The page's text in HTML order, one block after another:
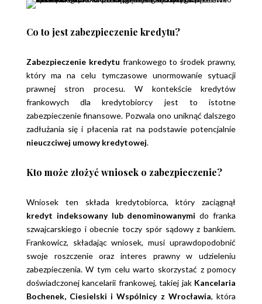
Co to jest zabezpieczenie kredytu?
Zabezpieczenie kredytu frankowego to środek prawny,
który ma na celu tymczasowe unormowanie sytuacji
prawnej stron procesu. W kontekście kredytów
frankowych dla kredytobiorcy jest to istotne
zabezpieczenie finansowe. Pozwala ono uniknąć dalszego
zadłużania się i płacenia rat na podstawie potencjalnie
nieuczciwej umowy kredytowej.
Kto może złożyć wniosek o zabezpieczenie?
Wniosek ten składa kredytobiorca, który zaciągnął
kredyt indeksowany lub denominowanymido franka
szwajcarskiego i obecnie toczy spór sądowy z bankiem.
Frankowicz, składając wniosek, musi uprawdopodobnić
swoje roszczenie oraz interes prawny w udzieleniu
zabezpieczenia. W tym celu warto skorzystać z pomocy
doświadczonej kancelarii frankowej, takiej jak Kancelaria
Bochenek, Ciesielski i Wspólnicy z Wrocławia, która